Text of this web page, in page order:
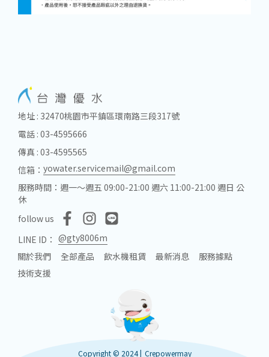
地址 : 32470桃園市平鎮區環南路三段317號
電話 : 03-4595666
傳真 : 03-4595565
信箱： yowater.servicemail@gmail.com
服務時間：週一～週五 09:00-21:00 週六 11:00-21:00 週日 公
休
follow us
LINE ID： @gty8006m
關於我們
全部產品 飲水機租賃 最新消息
服務據點
技術支援
Copyright © 2024 | Crepowermay